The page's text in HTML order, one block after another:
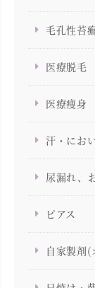
毛孔性苔
医療脱毛
医療痩身
汗・にお
尿漏れ、
ピアス
自家製剤(